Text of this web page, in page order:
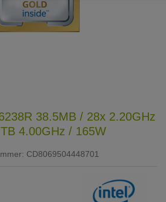
38.5MB / 28x 2.20GHz
4.00GHz / 165W
CD8069504448701